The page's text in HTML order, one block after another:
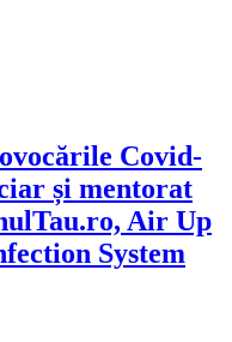
Covid-
și mentorat
Air Up
System